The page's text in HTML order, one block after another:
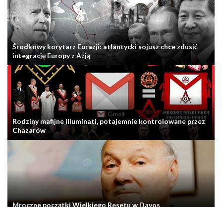
Środkowy korytarz Eurazji: atlantycki sojusz chce zdusić
integrację Europy z Azją
Rodziny mafijne Illuminati, potajemnie kontrolowane przez
Chazarów
Mroczne początki Wielkiego Resetu w Davos